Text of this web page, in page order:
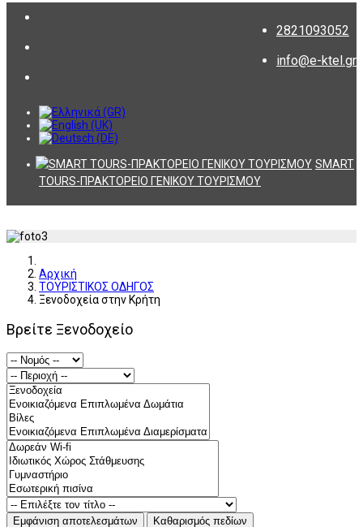
2821093052
info@e-ktel.gr
SMART
TOURS-ΠΡΑΚΤΟΡΕΙΟ ΓΕΝΙΚΟΥ ΤΟΥΡΙΣΜΟΥ
Αρχική
ΤΟΥΡΙΣΤΙΚΟΣ ΟΔΗΓΟΣ
Ξενοδοχεία στην Κρήτη
Βρείτε Ξενοδοχείο